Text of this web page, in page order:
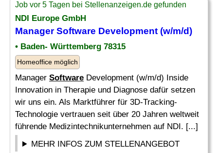
Job vor 5 Tagen bei Stellenanzeigen.de gefunden
NDI Europe GmbH
ManagerSoftware Development (w/m/d)
• Baden- Württemberg 78315
Homeoffice möglich
Manager Software Development (w/m/d) Inside
Innovation in Therapie und Diagnose dafür setzen
wir uns ein. Als Marktführer für 3D-Tracking-
Technologie vertrauen seit über 20 Jahren weltweit
führende Medizintechnikunternehmen auf NDI. [...]
MEHR INFOS ZUM STELLENANGEBOT